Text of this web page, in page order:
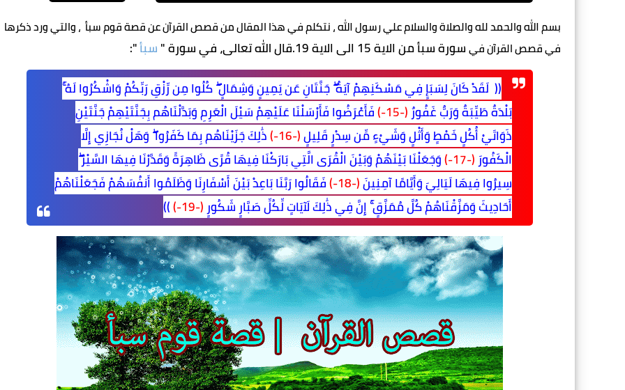
بسم الله والحمد لله والصلاة والسلام علي رسول الله ، نتكلم في هذا المقال من قصص القرآن عن قصة قوم سبأ ، والتي ورد ذكرها
في قصص القرآن فيسورة سبأ من الاية 15 الى الاية 19. قال الله تعالى، في سورة "سبأ":
(( لَقَدْ كَانَ لِسَبَإٍ فِي مَسْكَنِهِمْ آيَةٌ ۖ جَنَّتَانِ عَن يَمِينٍ وَشِمَالٍ ۖ كُلُوا مِن رِّزْقِ رَبِّكُمْ وَاشْكُرُوا لَهُ ۚ
بَلْدَةٌ طَيِّبَةٌ وَرَبٌّ غَفُورٌ(-15-)
فَأَعْرَضُوا فَأَرْسَلْنَا عَلَيْهِمْ سَيْلَ الْعَرِمِ وَبَدَّلْنَاهُم بِجَنَّتَيْهِمْ جَنَّتَيْنِ
ذَوَاتَيْ أُكُلٍ خَمْطٍ وَأَثْلٍ وَشَيْءٍ مِّن سِدْرٍ قَلِيلٍ(-16-)
ذَٰلِكَ جَزَيْنَاهُم بِمَا كَفَرُوا ۖ وَهَلْ نُجَازِي إِلَّا
الْكَفُورَ(-17-)
وَجَعَلْنَا بَيْنَهُمْ وَبَيْنَ الْقُرَى الَّتِي بَارَكْنَا فِيهَا قُرًى ظَاهِرَةً وَقَدَّرْنَا فِيهَا السَّيْرَ ۖ
سِيرُوا فِيهَا لَيَالِيَ وَأَيَّامًا آمِنِينَ(-18-)
فَقَالُوا رَبَّنَا بَاعِدْ بَيْنَ أَسْفَارِنَا وَظَلَمُوا أَنفُسَهُمْ فَجَعَلْنَاهُمْ
أَحَادِيثَ وَمَزَّقْنَاهُمْ كُلَّ مُمَزَّقٍ ۚ إِنَّ فِي ذَٰلِكَ لَآيَاتٍ لِّكُلِّ صَبَّارٍ شَكُورٍ(-19-)
))